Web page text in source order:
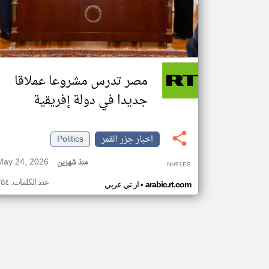
مصر تدرس مشروعا عملاقا
جديدا في دولة إفريقية
اخبار جزر القمر
Politics
24, 2026
منذ شهرين NH91ES
ار تي عربي• arabic.rt.com عدد الكلمات: ٢٥٤